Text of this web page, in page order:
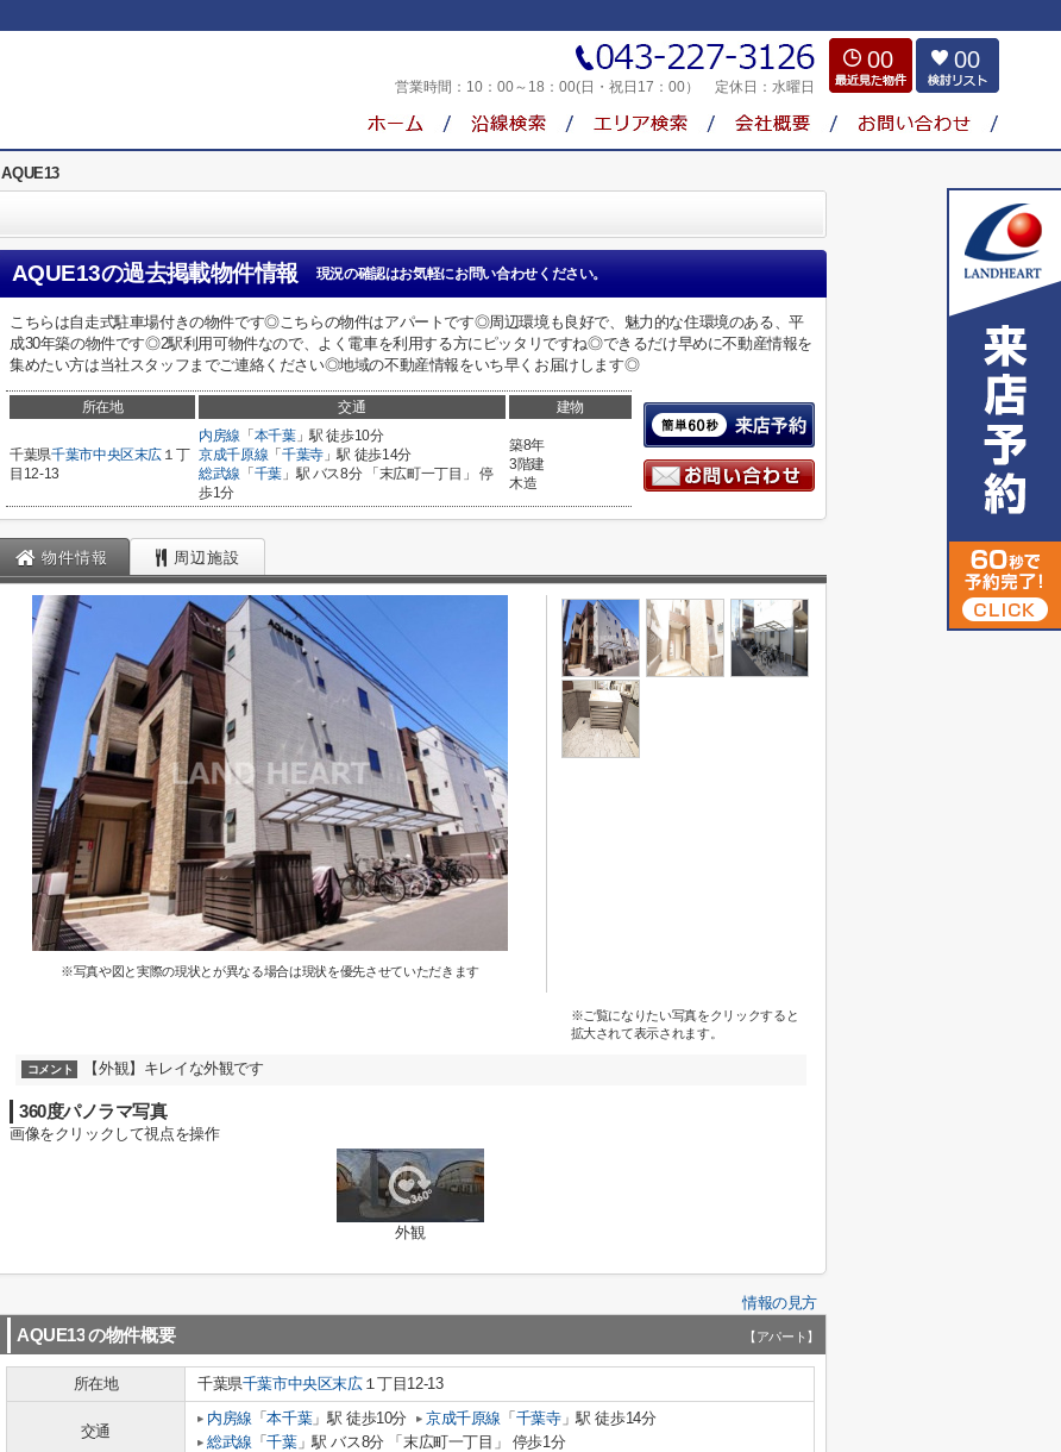
営業時間： 10：00～18：00(日・祝日17：00） 定休日： 水曜日
00 00
AQUE13
AQUE13の過去掲載物件情報 現況の確認はお気軽にお問い合わせください。
こちらは自走式駐車場付きの物件です◎こちらの物件はアパートです◎周辺環境も良好で、魅力的な住環境のある、平
成30年築の物件です◎2駅利用可物件なので、よく電車を利用する方にピッタリですね◎できるだけ早めに不動産情報を
集めたい方は当社スタッフまでご連絡ください◎地域の不動産情報をいち早くお届けします◎
所在地 交通 建物
千葉県千葉市中央区末広 １丁
目12-13
内房線 「 本千葉」駅 徒歩10分
京成千原線 「 千葉寺」駅 徒歩14分
総武線 「 千葉」駅 バス8分 「末広町一丁目」 停
歩1分
築8年
3階建
木造
物件情報 周辺施設
※写真や図と実際の現状とが異なる場合は現状を優先させていただきます
※ご覧になりたい写真をクリックすると
拡大されて表示されます。
コメント 【外観】キレイな外観です
360度パノラマ写真
画像をクリックして視点を操作
外観
情報の見方
AQUE13 の物件概要 【アパート】
所在地 千葉県千葉市中央区末広１丁目12-13
交通
内房線 「本千葉」駅 徒歩10分 京成千原線 「 千葉寺」駅 徒歩14分
総武線 「千葉」駅 バス8分 「末広町一丁目」 停歩1分